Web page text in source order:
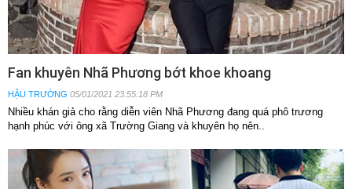
Fan khuyên Nhã Phương bớt khoe khoang
HẬU TRƯỜNG 05/01/2021 23:55:18 PM
Nhiều khán giả cho rằng diễn viên Nhã Phương đang quá phô trương
hạnh phúc với ông xã Trường Giang và khuyên họ nên..